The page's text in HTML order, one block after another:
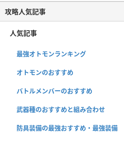
攻略人気記事
人気記事
最強オトモンランキング
オトモンのおすすめ
バトルメンバーのおすすめ
武器種のおすすめと組み合わせ
防具装備の最強おすすめ・最強装備